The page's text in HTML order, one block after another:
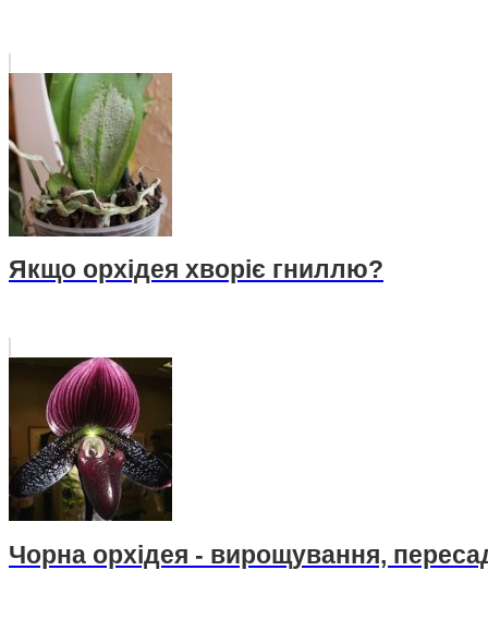
Якщо орхідея хворіє гниллю?
Чорна орхідея - вирощування,